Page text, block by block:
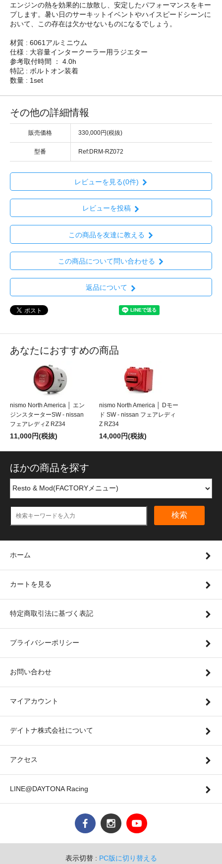
エンジンの熱を効果的に放散し、安定したパフォーマンスをキー
プします。暑い日のサーキットイベントやハイスピードシーンに
おいて、この存在は欠かせないものになるでしょう。
材質 : 6061アルミニウム
仕様 : 大容量インタークーラー用ラジエター
参考取付時間 ： 4.0h
特記 : ボルトオン装着
数量 : 1set
その他の詳細情報
販売価格 330,000円(税抜)
型番 Ref:DRM-RZ072
レビューを見る(0件)
レビューを投稿
この商品を友達に教える
この商品について問い合わせる
返品について
あなたにおすすめの商品
nismo North America │ エン
ジンスターターSW - nissan
フェアレディZ RZ34
11,000円(税抜)
nismo North America │ Dモー
ド SW - nissan フェアレディ
Z RZ34
14,000円(税抜)
ほかの商品を探す
検索
ホーム
カートを見る
特定商取引法に基づく表記
プライバシーポリシー
お問い合わせ
マイアカウント
デイトナ株式会社について
アクセス
LINE@DAYTONA Racing
表示切替 : PC版に切り替える